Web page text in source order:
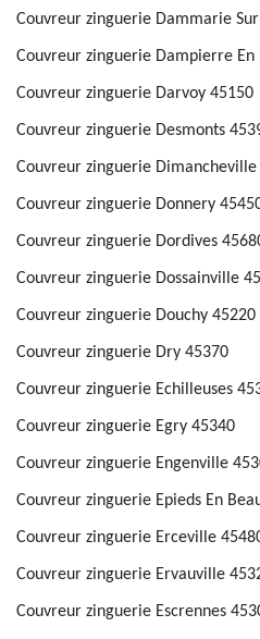
Couvreur zinguerie Dammarie
Couvreur zinguerie Dampierre En
Couvreur zinguerie Darvoy 45150
Couvreur zinguerie Desmonts
Couvreur zinguerie Dimancheville
Couvreur zinguerie Donnery
Couvreur zinguerie Dordives
Couvreur zinguerie Dossainville
Couvreur zinguerie Douchy 45220
Couvreur zinguerie Dry 45370
Couvreur zinguerie Echilleuses
Couvreur zinguerie Egry 45340
Couvreur zinguerie Engenville
Couvreur zinguerie Epieds En
Couvreur zinguerie Erceville
Couvreur zinguerie Ervauville
Couvreur zinguerie Escrennes